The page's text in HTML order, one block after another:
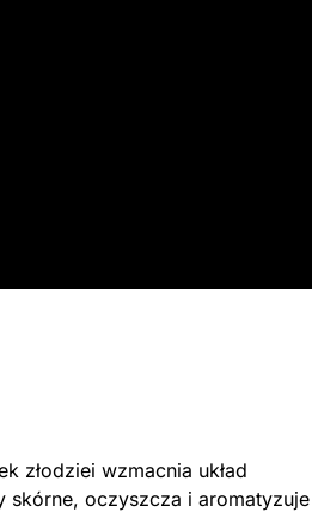
złodziei wzmacnia układ
skórne, oczyszcza i aromatyzuje